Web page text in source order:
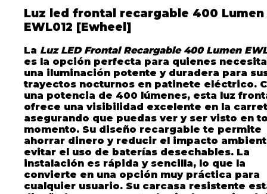
EWL012
[Ewheel]
quantity
Luz led frontal recargable 400 Lumen
EWL012 [Ewheel]
La Luz LED Frontal Recargable 400 Lumen
es la opción perfecta para quienes
una iluminación potente y duradera para
trayectos nocturnos en patinete eléctrico.
una potencia de 400 lúmenes, esta luz
ofrece una visibilidad excelente en la
asegurando que puedas ver y ser visto en
momento. Su diseño recargable te permite
ahorrar dinero y reducir el impacto
evitar el uso de baterías desechables. La
instalación es rápida y sencilla, lo que la
convierte en una opción muy práctica para
cualquier usuario. Su carcasa resistente